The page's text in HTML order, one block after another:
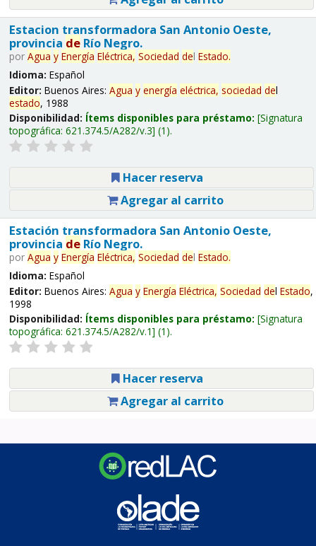
Estacion transformadora San Antonio Oeste,
provincia deRío Negro.
por Agua y Energía Eléctrica, Sociedad del Estado.
Idioma: Español
Editor: Buenos Aires: Agua y energía eléctrica, sociedad del
estado, 1988
Disponibilidad: Ítems disponibles para préstamo: Signatura
topográfica: 621.374.5/A282/v.3 (1).
Hacer reserva
Agregar al carrito
Estación transformadora San Antonio Oeste,
provincia deRío Negro.
por Agua y Energía Eléctrica, Sociedad del Estado.
Idioma: Español
Editor: Buenos Aires: Agua y Energía Eléctrica, Sociedad del Estado,
1998
Disponibilidad: Ítems disponibles para préstamo: Signatura
topográfica: 621.374.5/A282/v.1 (1).
Hacer reserva
Agregar al carrito